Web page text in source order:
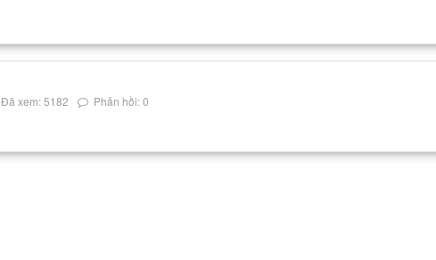
Đã xem: 5182 Phản hồi: 0